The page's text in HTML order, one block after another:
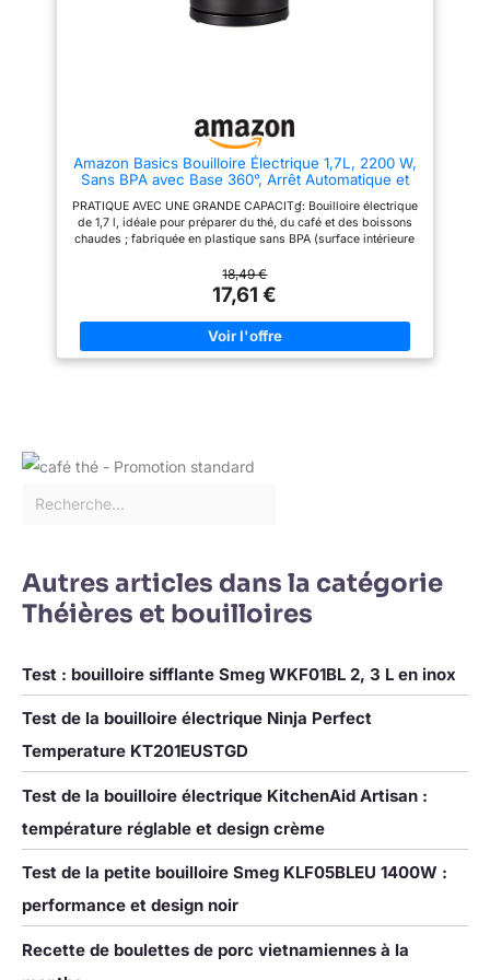
soulever ; Longueur du câble
Amazon Basics Bouilloire Électrique 1,7L, 2200 W,
Sans BPA avec Base 360°, Arrêt Automatique et
PRATIQUE AVEC UNE GRANDE CAPACITɠ: Bouilloire électrique
de 1,7 l, idéale pour préparer du thé, du café et des boissons
chaudes ; fabriquée en plastique sans BPA (surface intérieure
RAPIDE: 2200W/240V pour une préparation rapide, parfaite
pour un usage quotidien efficace DESIGN FONCTIONNEL:
Bouilloire détachable du socle pour un service facile; base
pivotante à 360° avec range-cordon intégré CONÇU POUR
DURER: Équipée du système thermostatique Strix réputé, gage
de fiabilité et de durabilité UTILISATION SÛRE: Arrêt
18,49 €
17,61 €
Autres articles dans la catégorie
Théières et bouilloires
Test : bouilloire sifflante Smeg WKF01BL 2, 3 L en inox
Test de la bouilloire électrique Ninja Perfect
Temperature KT201EUSTGD
Test de la bouilloire électrique KitchenAid Artisan :
température réglable et design crème
Test de la petite bouilloire Smeg KLF05BLEU 1400W :
performance et design noir
Recette de boulettes de porc vietnamiennes à la